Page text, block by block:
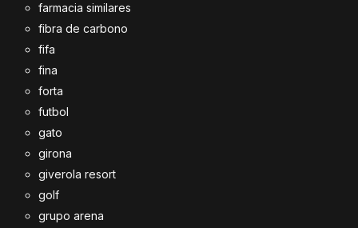
farmacia similares
fibra de carbono
fifa
fina
forta
futbol
gato
girona
giverola resort
golf
grupo arena